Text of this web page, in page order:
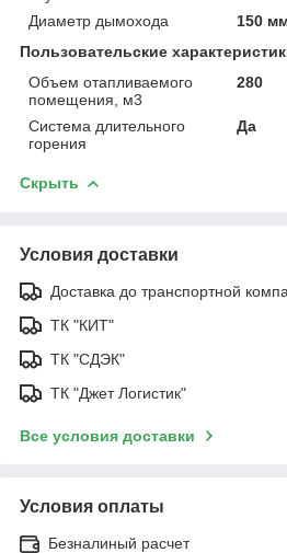
Диаметр дымохода
150
Пользовательские
Объем отапливаемого
помещения, м3
280
Система длительного
горения
Да
Скрыть
Условия доставки
Доставка до транспортной
ТК "КИТ"
ТК "СДЭК"
ТК "Джет Логистик"
Все условия доставки
Условия оплаты
Безналиный расчет